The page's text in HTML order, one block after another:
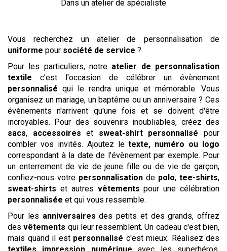
Dans un atelier de spécialiste
Vous recherchez un atelier de personnalisation de
uniforme pour société de service ?
Pour les particuliers, notre atelier de personnalisation
textile c'est l'occasion de célébrer un évènement
personnalisé qui le rendra unique et mémorable. Vous
organisez un mariage, un baptême ou un anniversaire ? Ces
évènements n'arrivent qu'une fois et se doivent d'être
incroyables. Pour des souvenirs inoubliables, créez des
sacs, accessoires et sweat-shirt personnalisé pour
combler vos invités. Ajoutez letexte, numéro ou logo
correspondant à la date de l'évènement par exemple. Pour
un enterrement de vie de jeune fille ou de vie de garçon,
confiez-nous votre personnalisation de polo, tee-shirts,
sweat-shirts et autres vêtements pour une célébration
personnalisée et qui vous ressemble.
Pour les anniversaires des petits et des grands, offrez
desvêtements qui leur ressemblent. Un cadeau c'est bien,
mais quand il est personnalisé c'est mieux. Réalisez des